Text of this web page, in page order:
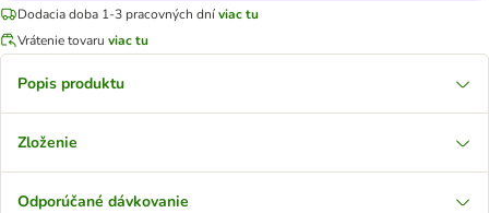
Dodacia doba 1-3 pracovných dníviac tu
Vrátenie tovaru viac tu
Popis produktu
Zloženie
Odporúčané dávkovanie